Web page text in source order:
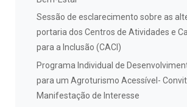
Sessão de esclarecimento sobre as
portaria dos Centros de Atividades e
para a Inclusão (CACI)
Programa Individual de
para um Agroturismo Acessível-
Manifestação de Interesse